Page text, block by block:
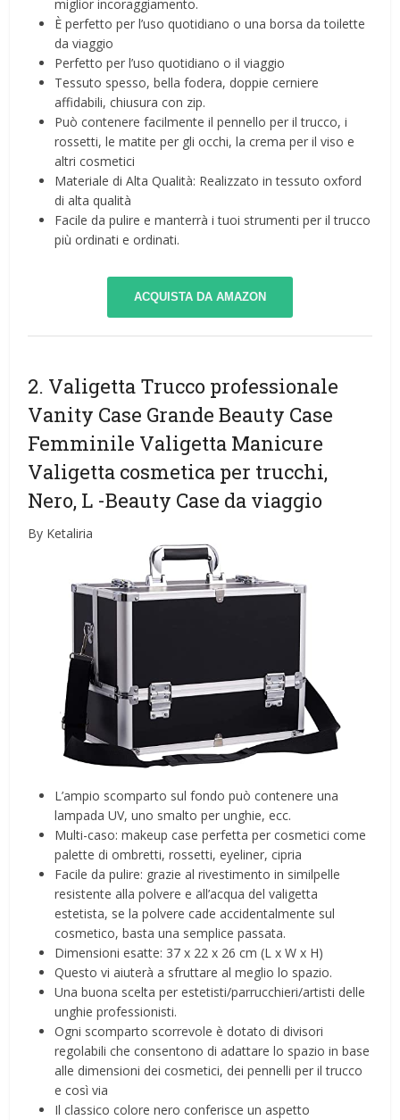
miglior incoraggiamento.
È perfetto per l’uso quotidiano o una borsa da toilette
da viaggio
Perfetto per l’uso quotidiano o il viaggio
Tessuto spesso, bella fodera, doppie cerniere
affidabili, chiusura con zip.
Può contenere facilmente il pennello per il trucco, i
rossetti, le matite per gli occhi, la crema per il viso e
altri cosmetici
Materiale di Alta Qualità: Realizzato in tessuto oxford
di alta qualità
Facile da pulire e manterrà i tuoi strumenti per il trucco
più ordinati e ordinati.
ACQUISTA DA AMAZON
2. Valigetta Trucco professionale
Vanity Case Grande Beauty Case
Femminile Valigetta Manicure
Valigetta cosmetica per trucchi,
Nero, L -Beauty Case da viaggio
By Ketaliria
L’ampio scomparto sul fondo può contenere una
lampada UV, uno smalto per unghie, ecc.
Multi-caso: makeup case perfetta per cosmetici come
palette di ombretti, rossetti, eyeliner, cipria
Facile da pulire: grazie al rivestimento in similpelle
resistente alla polvere e all’acqua del valigetta
estetista, se la polvere cade accidentalmente sul
cosmetico, basta una semplice passata.
Dimensioni esatte: 37 x 22 x 26 cm (L x W x H)
Questo vi aiuterà a sfruttare al meglio lo spazio.
Una buona scelta per estetisti/parrucchieri/artisti delle
unghie professionisti.
Ogni scomparto scorrevole è dotato di divisori
regolabili che consentono di adattare lo spazio in base
alle dimensioni dei cosmetici, dei pennelli per il trucco
e così via
Il classico colore nero conferisce un aspetto